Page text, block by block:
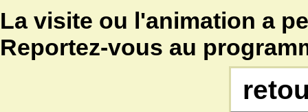
La visite ou l'animation a
Reportez-vous au